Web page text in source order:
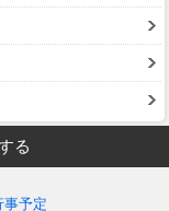
る
事予定